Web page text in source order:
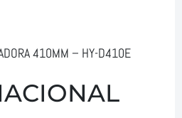
410MM – HY-D410E